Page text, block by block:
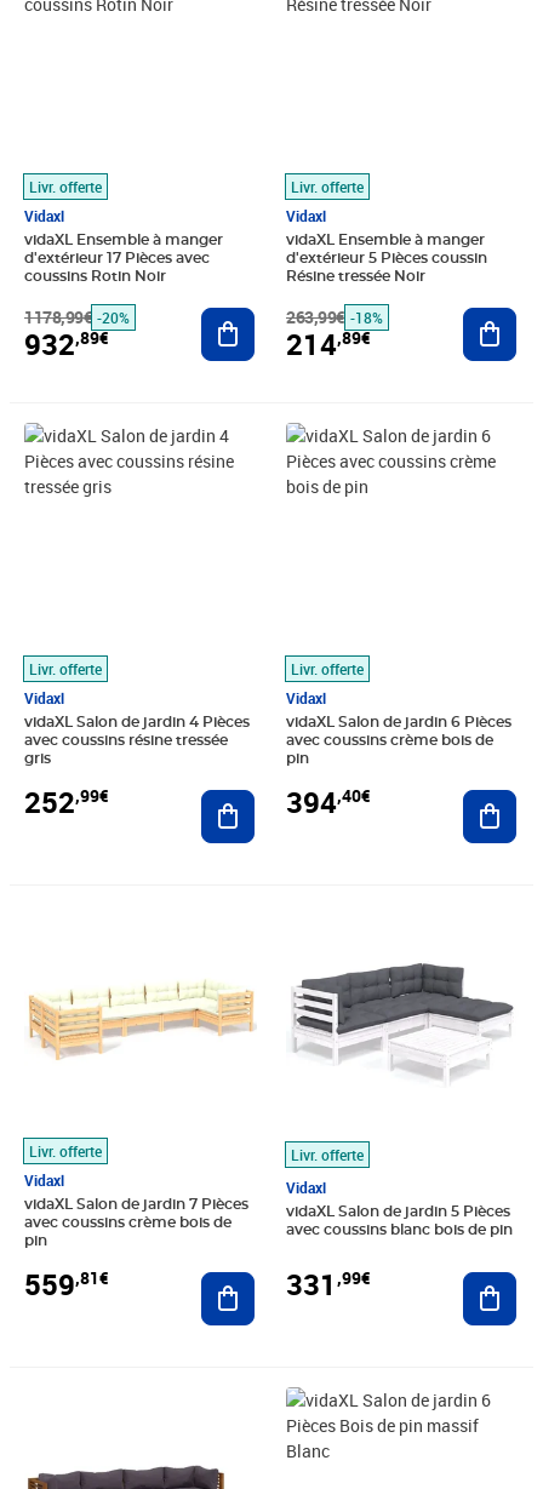
Livr. offerte
Vidaxl
vidaXL Ensemble à manger
d'extérieur 17 Pièces avec
coussins Rotin Noir
1178,99€ -20%
932,89€
Ajouter au panier
Livr. offerte
Vidaxl
vidaXL Ensemble à manger
d'extérieur 5 Pièces coussin
Résine tressée Noir
263,99€ -18%
214,89€
Livr. offerte
Vidaxl
vidaXL Salon de jardin 4 Pièces
avec coussins résine tressée
gris
252,99€
Prix 252,99€
Ajouter au panier
Livr. offerte
Vidaxl
vidaXL Salon de jardin 6 Pièces
avec coussins crème bois de
pin
394,40€
Prix 394,40€
Livr. offerte
Vidaxl
vidaXL Salon de jardin 7 Pièces
avec coussins crème bois de
pin
559,81€ Ajouter au panier
Livr. offerte
Vidaxl
vidaXL Salon de jardin 5 Pièces
avec coussins blanc bois de pin
331 ,99€
Prix 228,99€